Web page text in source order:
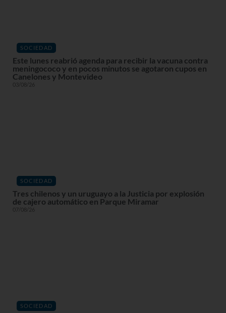
SOCIEDAD
Este lunes reabrió agenda para recibir la vacuna contra
meningococo y en pocos minutos se agotaron cupos en
Canelones y Montevideo
03/08/26
SOCIEDAD
Tres chilenos y un uruguayo a la Justicia por explosión
de cajero automático en Parque Miramar
07/08/26
SOCIEDAD